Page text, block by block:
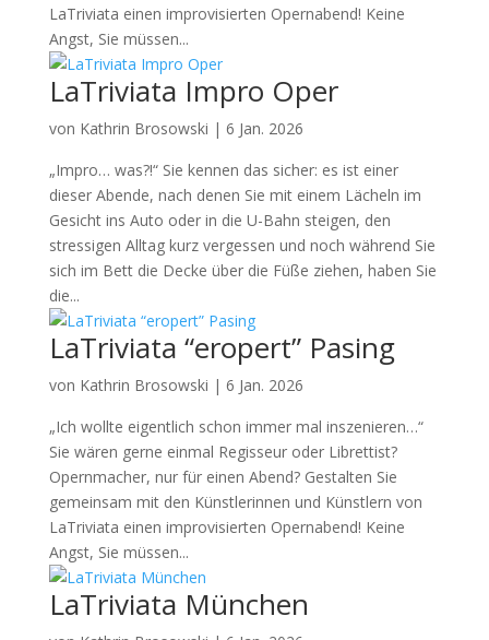
LaTriviata einen improvisierten Opernabend! Keine
Angst, Sie müssen...
LaTriviata Impro Oper
von Kathrin Brosowski | 6 Jan. 2026
„Impro… was?!“ Sie kennen das sicher: es ist einer
dieser Abende, nach denen Sie mit einem Lächeln im
Gesicht ins Auto oder in die U-Bahn steigen, den
stressigen Alltag kurz vergessen und noch während Sie
sich im Bett die Decke über die Füße ziehen, haben Sie
die...
LaTriviata “eropert” Pasing
von Kathrin Brosowski | 6 Jan. 2026
„Ich wollte eigentlich schon immer mal inszenieren…“
Sie wären gerne einmal Regisseur oder Librettist?
Opernmacher, nur für einen Abend? Gestalten Sie
gemeinsam mit den Künstlerinnen und Künstlern von
LaTriviata einen improvisierten Opernabend! Keine
Angst, Sie müssen...
LaTriviata München